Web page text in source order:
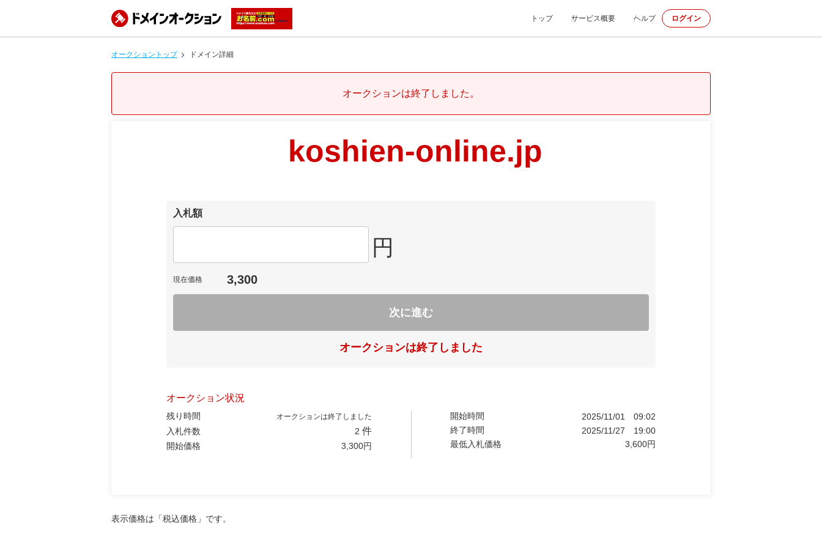
トップ サービス概要 ヘルプ ログイン
オークショントップ ドメイン詳細
オークションは終了しました。
koshien-online.jp
入札額
円
現在価格 3,300
次に進む
オークションは終了しました
オークション状況
残り時間 オークションは終了しました
入札件数 2 件
開始価格 3,300円
開始時間 2025/11/01
09:02
終了時間
2025/11/27
19:00
最低入札価格
3,600円
表示価格は「税込価格」です。